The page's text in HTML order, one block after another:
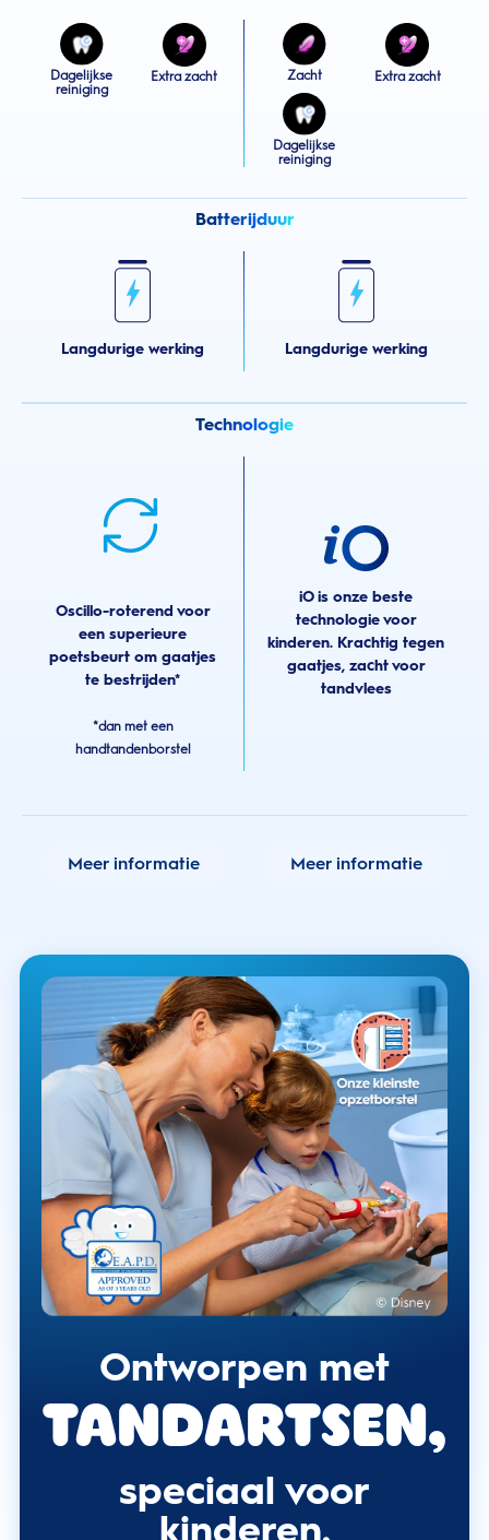
Dagelijkse
reiniging
Extra zacht Zacht Extra zacht
Dagelijkse
reiniging
Batterijduur
Langdurige werking Langdurige werking
Technologie
Oscillo-roterend voor
een superieure
poetsbeurt om gaatjes
te bestrijden*
*dan met een
handtandenborstel
iO is onze beste
technologie voor
kinderen. Krachtig tegen
gaatjes, zacht voor
tandvlees
Meer informatie Meer informatie
Ontworpen met
tandartsen,
speciaal voor
kinderen.